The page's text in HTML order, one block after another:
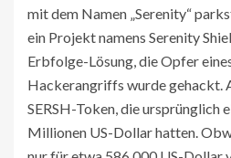
mit dem Namen „Serenity“
ein Projekt namens Serenity
Erbfolge-Lösung, die Opfer
Hackerangriffs wurdegehackt.
SERSH-Token, die ursprünglich
Millionen US-Dollar hatten.